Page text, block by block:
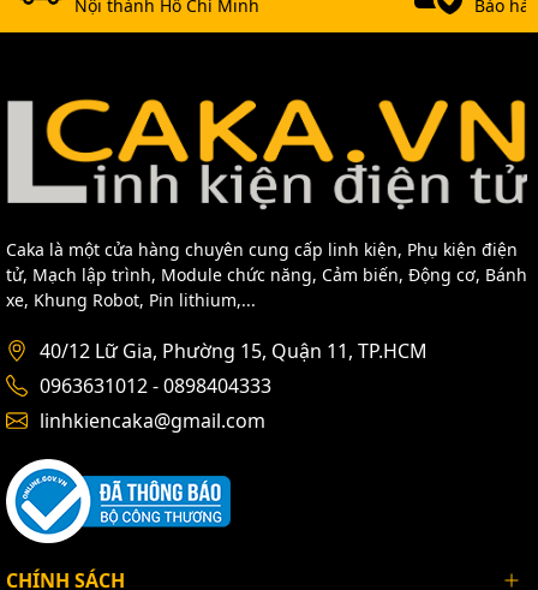
Nội thành Hồ Chí Minh Bảo
Caka là một cửa hàng chuyên cung cấp linh kiện, Phụ kiện điện
tử, Mạch lập trình, Module chức năng, Cảm biến, Động cơ, Bánh
xe, Khung Robot, Pin lithium,...
40/12 Lữ Gia, Phường 15, Quận 11, TP.HCM
0963631012 - 0898404333
linhkiencaka@gmail.com
CHÍNH SÁCH